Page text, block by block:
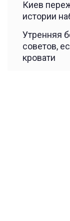
Киев
истории
Утренняя
советов,
кровати